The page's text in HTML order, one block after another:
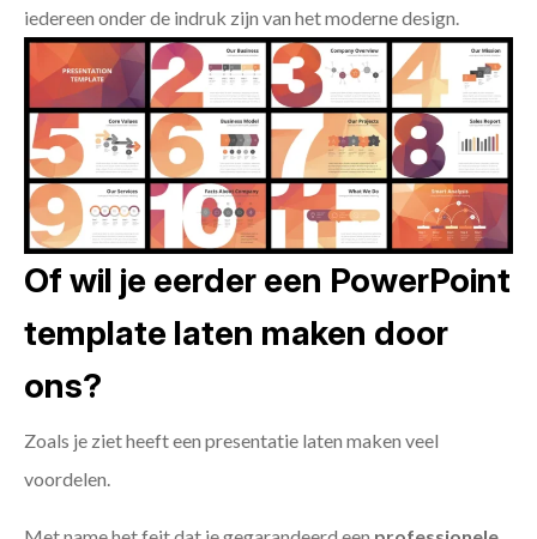
iedereen onder de indruk zijn van het moderne design.
Of wil je eerder een PowerPoint
template laten maken door
ons?
Zoals je ziet heeft een presentatie laten maken veel
voordelen.